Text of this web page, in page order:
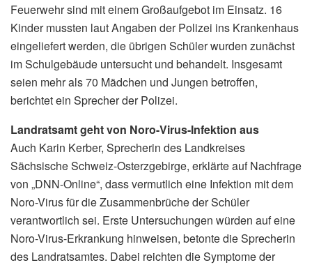
Feuerwehr sind mit einem Großaufgebot im Einsatz. 16
Kinder mussten laut Angaben der Polizei ins Krankenhaus
eingeliefert werden, die übrigen Schüler wurden zunächst
im Schulgebäude untersucht und behandelt. Insgesamt
seien mehr als 70 Mädchen und Jungen betroffen,
berichtet ein Sprecher der Polizei.
Landratsamt geht von Noro-Virus-Infektion aus
Auch Karin Kerber, Sprecherin des Landkreises
Sächsische Schweiz-Osterzgebirge, erklärte auf Nachfrage
von „DNN-Online“, dass vermutlich eine Infektion mit dem
Noro-Virus für die Zusammenbrüche der Schüler
verantwortlich sei. Erste Untersuchungen würden auf eine
Noro-Virus-Erkrankung hinweisen, betonte die Sprecherin
des Landratsamtes. Dabei reichten die Symptome der